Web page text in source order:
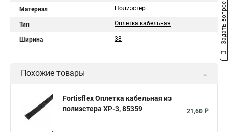
Материал Полиэстер
Тип Оплетка кабельная
Ширина 38
Похожие товары
Fortisflex Оплетка кабельная из
полиэстера XP-3, 85359
21,60 ₽
Задать вопрос